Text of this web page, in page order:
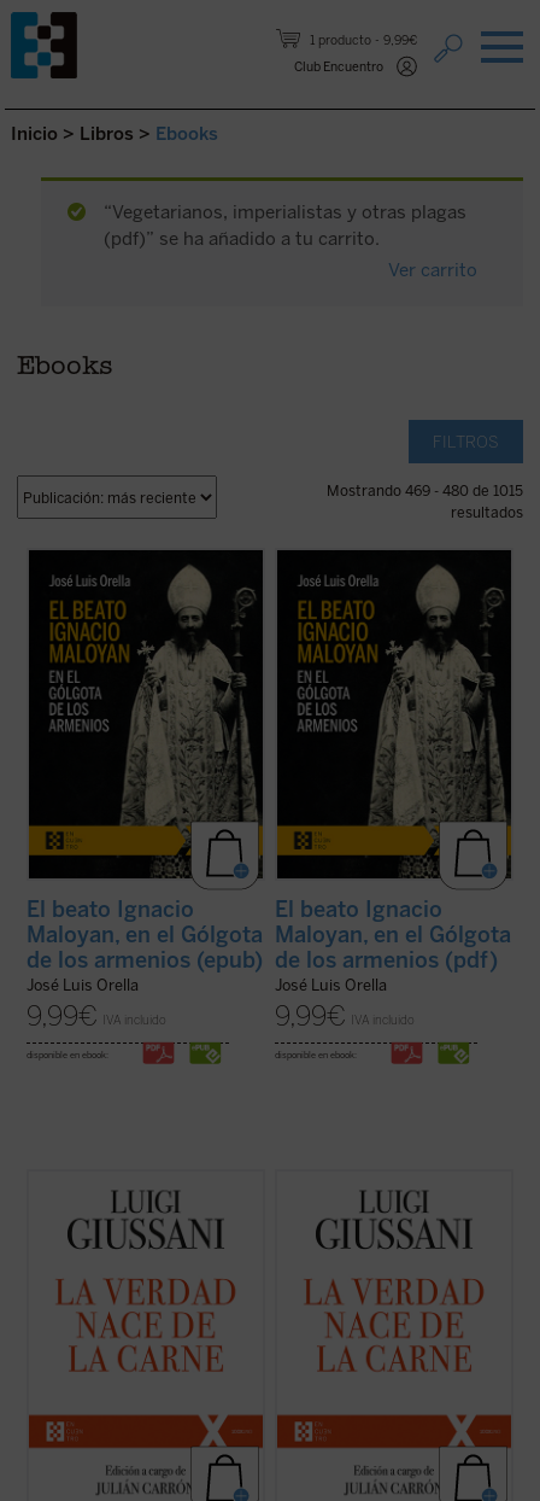
1 producto
9,99€
Club Encuentro
Saltar al contenido.
Inicio > Libros > Ebooks
“Vegetarianos, imperialistas y otras plagas
(pdf)” se ha añadido a tu carrito.
Ver carrito
Ebooks
FILTROS
Mostrando 469 - 480 de 1015
resultados
El beato Ignacio Maloyan, arzobispo de
Mardin (Turquía), martirizado en 1915, es
uno de los seis obispos armenios católicos
que fueron víctimas del genocidio armenio
en las primeras décadas del siglo XX. Este
libro descubre aquella hermosa y ...
(ver
ficha)
El beato Ignacio
Maloyan, en el Gólgota
de los armenios (epub)
José Luis Orella
9,99€ IVA incluido
disponible en ebook:
El beato Ignacio Maloyan, arzobispo de
Mardin (Turquía), martirizado en 1915, es
uno de los seis obispos armenios católicos
que fueron víctimas del genocidio armenio
en las primeras décadas del siglo XX. Este
libro descubre aquella hermosa y ...
(ver
ficha)
El beato Ignacio
Maloyan, en el Gólgota
de los armenios (pdf)
José Luis Orella
9,99€ IVA incluido
disponible en ebook:
El presente volumen recoge las lecciones
pronunciadas por don Luigi Giussani en los
Ejercicios Espirituales de la Fraternidad de
Comunión y Liberación --y los diálogos
consecuentes--, celebrados entre 1988 y
¿Qué es el cristianismo ...(ver ficha)
El presente volumen recoge las lecciones
pronunciadas por don Luigi Giussani en los
Ejercicios Espirituales de la Fraternidad de
Comunión y Liberación --y los diálogos
consecuentes--, celebrados entre 1988 y
¿Qué es el cristianismo ...(ver ficha)